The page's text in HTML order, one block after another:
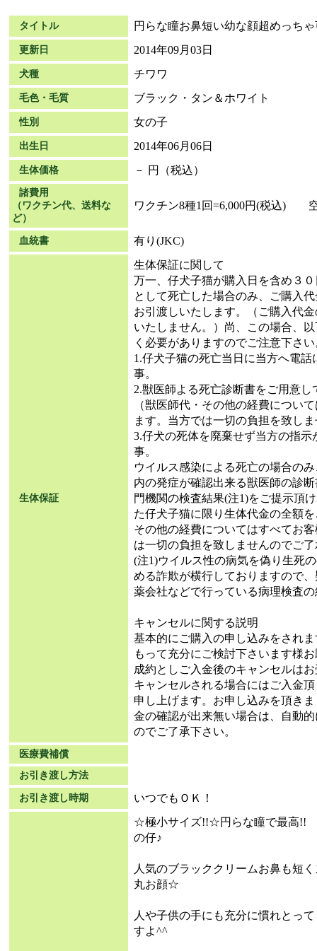
タイトル 円らな瞳お鼻短い幼な顔超めっち
更新日 2014年09月03日
犬種 チワワ
毛色・毛質 ブラック・タン＆ホワイト
性別 女の子
出生日 2014年06月06日
生体価格 － 円（税込）
諸費用
（ワクチン代、送料な
ど）
ワクチン8種1回=6,000円(税込) 空
血統書 有り(JKC)
生体保証
生体保証に関して
万一、仔犬子猫が購入日を含め３
として死亡した場合のみ、ご購入
お引渡しいたします。（ご購入代
いたしません。）尚、この場合、
く必要がありますのでご注意下さい
1.仔犬子猫の死亡当日に当方へ電
事。
2.獣医師よる死亡診断書をご用意し
（獣医師代・その他の経費につい
ます。当方では一切の負担を致し
3.仔犬の死体を廃棄せず当方の指
事。
ウイルス感染による死亡の場合の
内の発症が確認出来る獣医師の診
門機関の検査結果(注1)をご提示頂
た仔犬子猫に限り生体代金の全額
その他の経費についてはすべてお
は一切の負担を致しませんのでご
(注1)ウイルス性の病気を偽り生死
める詐欺が横行しておりますので
薬会社などで行っている病理検査
キャンセルに関する説明
基本的にご購入の申し込みをされ
もって充分にご検討下さいます様
成約としご入金後のキャンセルは
キャンセルされる場合にはご入金
申し上げます。お申し込みを頂き
金の確認が出来無い場合は、自動
のでご了承下さい。
医療費補償
お引き渡し方法
お引き渡し時期
いつでもＯＫ！
☆極小サイズ!!☆円らな瞳で最高
の仔♪
人気のブラッククリームお鼻も短
丸お顔☆
人や子供の手にも充分に慣れとっ
すよ^^